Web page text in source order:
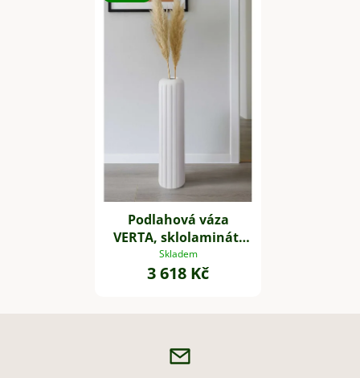
Podlahová váza
VERTA, sklolaminát,
výška 80 cm, bílý mat
Skladem
3 618 Kč